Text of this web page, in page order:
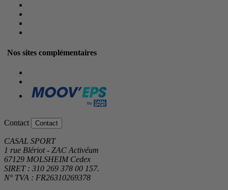
Nos sites complémentaires
Contact Contact
CASAL SPORT
1 rue Blériot - ZAC Activéum
67129 MOLSHEIM Cedex
SIRET : 310 269 378 00 157.
N° TVA : FR26310269378